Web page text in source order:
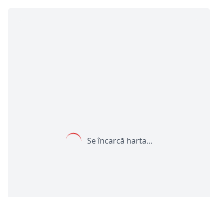
Se încarcă harta...